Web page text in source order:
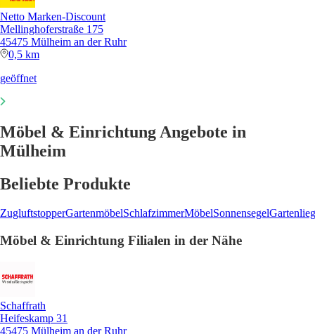
Netto Marken-Discount
Mellinghoferstraße 175
45475 Mülheim an der Ruhr
0,5 km
geöffnet
Möbel & Einrichtung Angebote in
Mülheim
Beliebte Produkte
ZugluftstopperGartenmöbelSchlafzimmerMöbelSonnensegel
Möbel & Einrichtung Filialen in der Nähe
Schaffrath
Heifeskamp 31
45475 Mülheim an der Ruhr